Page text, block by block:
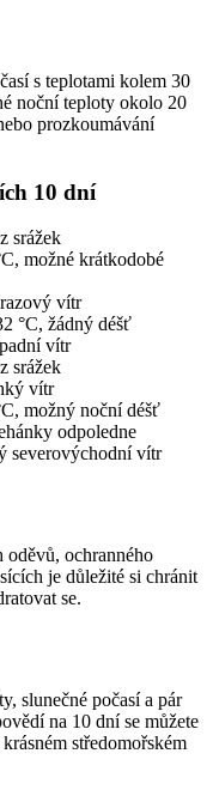
s teplotami kolem 30
noční teploty okolo 20
prozkoumávání
10 dní
srážek
možné krátkodobé
vítr
°C, žádný déšť
vítr
srážek
vítr
možný noční déšť
odpoledne
severovýchodní vítr
oděvů, ochranného
je důležité si chránit
se.
slunečné počasí a pár
na 10 dní se můžete
středomořském